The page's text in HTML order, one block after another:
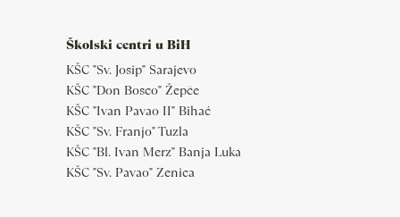
Školski centri u BiH
KŠC "Sv. Josip" Sarajevo
KŠC "Don Bosco" Žepče
KŠC "Ivan Pavao II" Bihać
KŠC "Sv. Franjo" Tuzla
KŠC "Bl. Ivan Merz" Banja Luka
KŠC "Sv. Pavao" Zenica